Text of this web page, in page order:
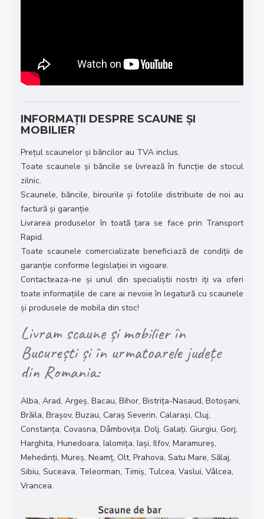
INFORMAȚII DESPRE SCAUNE ȘI
MOBILIER
Prețul scaunelor și băncilor au TVA inclus.
Toate scaunele și băncile se livrează în funcție de stocul
zilnic.
Scaunele, băncile, birourile și fotolile distribuite de noi au
factură și garanție.
Livrarea produselor în toată țara se face prin Transport
Rapid.
Toate scaunele comercializate beneficiază de condiții de
garanție conforme legislației in vigoare.
Contacteaza-ne și unul din specialiștii nostri iți va oferi
toate informațiile de care ai nevoie în legatură cu scaunele
și produsele de mobila din stoc!
Livram scaune și mobilier în
București și în urmatoarele județe
din Romania:
Alba, Arad, Argeș, Bacau, Bihor, Bistrița-Nasaud, Botoșani,
Brăila, Brașov, Buzau, Caraș Severin, Calarași, Cluj,
Constanța, Covasna, Dâmbovița, Dolj, Galați, Giurgiu, Gorj,
Harghita, Hunedoara, Ialomița, Iași, Ilfov, Maramureș,
Mehedinți, Mureș, Neamț, Olt, Prahova, Satu Mare, Sălaj,
Sibiu, Suceava, Teleorman, Timiș, Tulcea, Vaslui, Vâlcea,
Vrancea.